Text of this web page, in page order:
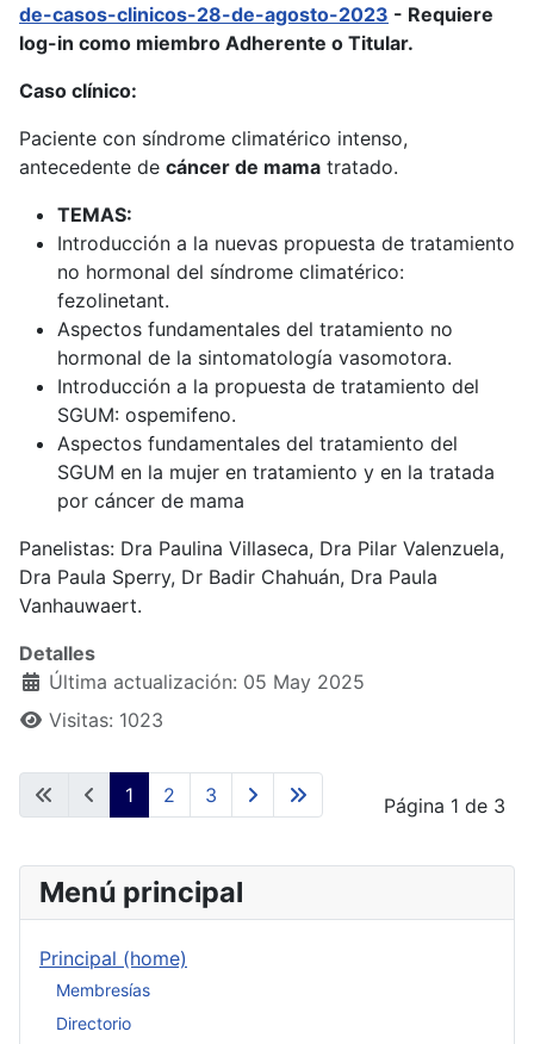
de-casos-clinicos-28-de-agosto-2023 - Requiere
log-in como miembro Adherente o Titular.
Caso clínico:
Paciente con síndrome climatérico intenso,
antecedente de cáncer de mama tratado.
TEMAS:
Introducción a la nuevas propuesta de tratamiento
no hormonal del síndrome climatérico:
fezolinetant.
Aspectos fundamentales del tratamiento no
hormonal de la sintomatología vasomotora.
Introducción a la propuesta de tratamiento del
SGUM: ospemifeno.
Aspectos fundamentales del tratamiento del
SGUM en la mujer en tratamiento y en la tratada
por cáncer de mama
Panelistas: Dra Paulina Villaseca, Dra Pilar Valenzuela,
Dra Paula Sperry, Dr Badir Chahuán, Dra Paula
Vanhauwaert.
Detalles
Última actualización: 05 May 2025
Visitas: 1023
Página 1 de 3
1 2 3
Menú principal
Principal (home)
Membresías
Directorio